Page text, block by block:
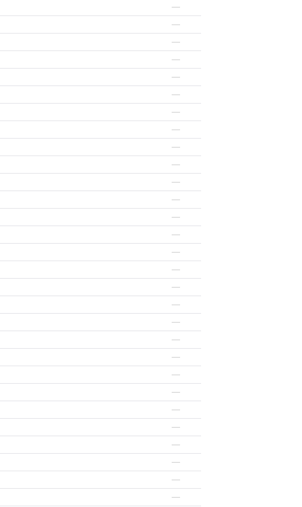
—
—
—
—
—
—
—
—
—
—
—
—
—
—
—
—
—
—
—
—
—
—
—
—
—
—
—
—
—